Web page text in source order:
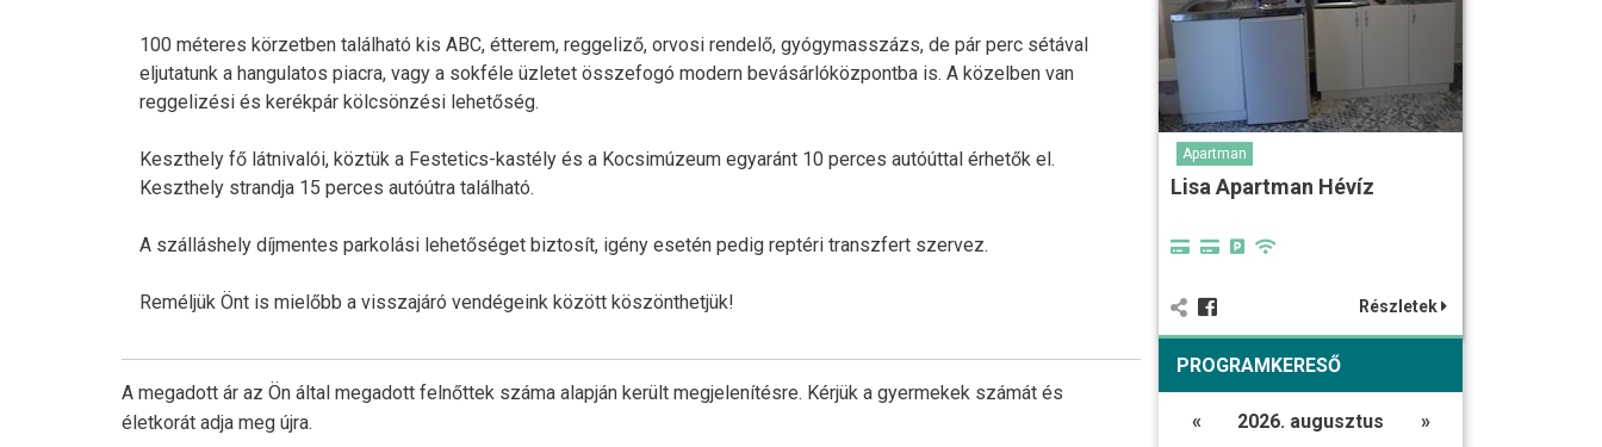
100 méteres körzetben található kis ABC, étterem, reggeliző, orvosi rendelő, gyógymasszázs, de pár perc sétával
eljutatunk a hangulatos piacra, vagy a sokféle üzletet összefogó modern bevásárlóközpontba is. A közelben van
reggelizési és kerékpár kölcsönzési lehetőség.
Keszthely fő látnivalói, köztük a Festetics-kastély és a Kocsimúzeum egyaránt 10 perces autóúttal érhetők el.
Keszthely strandja 15 perces autóútra található.
A szálláshely díjmentes parkolási lehetőséget biztosít, igény esetén pedig reptéri transzfert szervez.
Reméljük Önt is mielőbb a visszajáró vendégeink között köszönthetjük!
A megadott ár az Ön által megadott felnőttek száma alapján került megjelenítésre. Kérjük a gyermekek számát és
életkorát adja meg újra.
Apartman
Lisa Apartman Hévíz
Részletek
PROGRAMKERESŐ
« 2026. augusztus
»